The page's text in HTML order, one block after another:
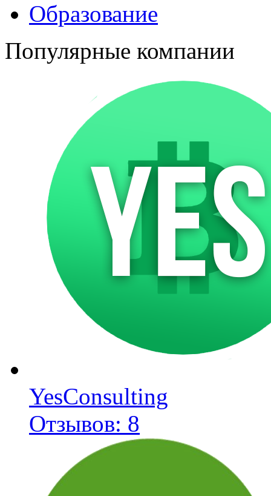
Образование
Популярные компании
YesConsulting
Отзывов: 8